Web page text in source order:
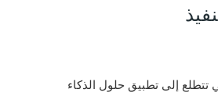
إلى تطبيق حلول الذكاء